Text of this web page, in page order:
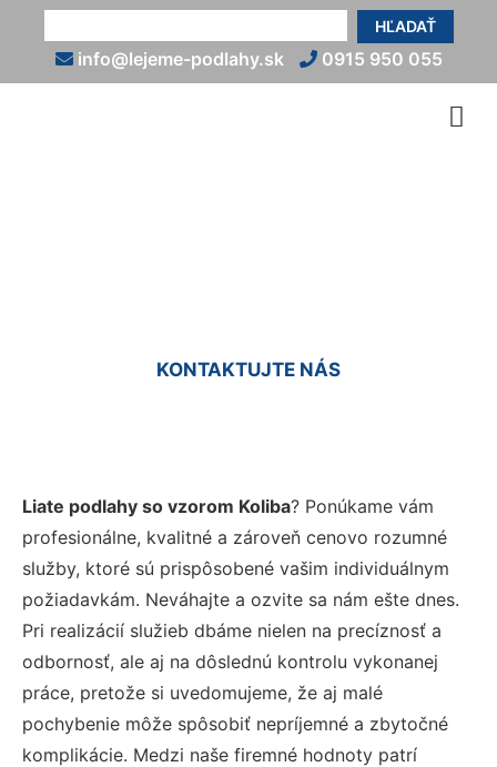
HĽADAŤ
info@lejeme-podlahy.sk 0915 950 055
KONTAKTUJTE NÁS
Liate podlahy so vzorom Koliba? Ponúkame vám
profesionálne, kvalitné a zároveň cenovo rozumné
služby, ktoré sú prispôsobené vašim individuálnym
požiadavkám. Neváhajte a ozvite sa nám ešte dnes.
Pri realizácií služieb dbáme nielen na precíznosť a
odbornosť, ale aj na dôslednú kontrolu vykonanej
práce, pretože si uvedomujeme, že aj malé
pochybenie môže spôsobiť nepríjemné a zbytočné
komplikácie. Medzi naše firemné hodnoty patrí